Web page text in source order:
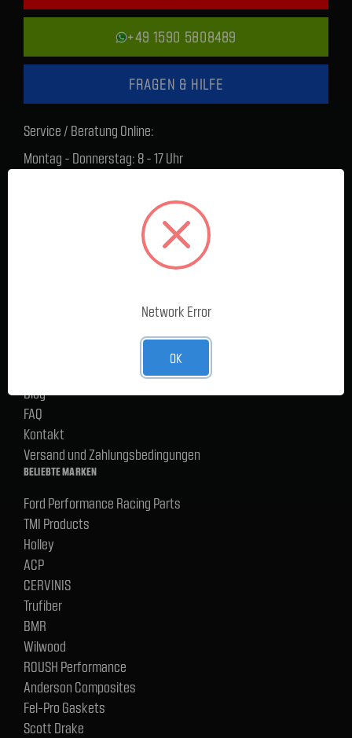
+49 1590 5808489
FRAGEN & HILFE
Service / Beratung Online:
Montag - Donnerstag: 8 - 17 Uhr
Lager Lauenstein (Warenabholungen):
Montag - Donnerstag: 7.30 - 15 Uhr
Blog
FAQ
Kontakt
Versand und Zahlungsbedingungen
BELIEBTE MARKEN
Ford Performance Racing Parts
TMI Products
Holley
ACP
CERVINIS
Trufiber
BMR
Wilwood
ROUSH Performance
Anderson Composites
Fel-Pro Gaskets
Scott Drake
Network Error
OK